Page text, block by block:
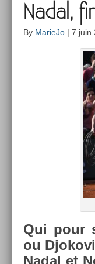
Nadal,
By MarieJo | 7 juin
Qui pour
ou
Nadal et